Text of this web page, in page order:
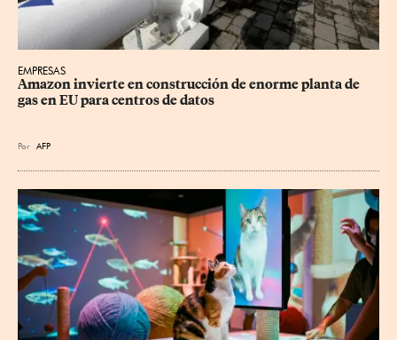
EMPRESAS
Amazon invierte en construcción de enorme planta de
gas en EU para centros de datos
Por AFP